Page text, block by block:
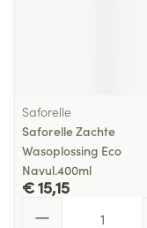
Saforelle
Saforelle Zachte
Wasoplossing Eco
Navul.400ml
€ 15,15